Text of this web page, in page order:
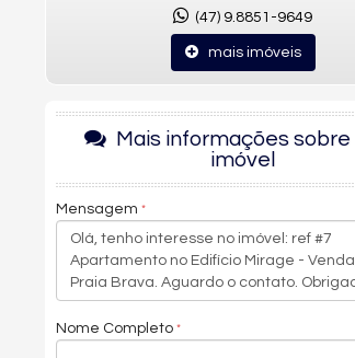
(47) 9.8851-9649
mais imóveis
Mais informações
imóvel
Mensagem
Nome Completo